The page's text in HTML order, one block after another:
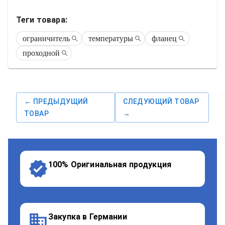
Теги товара:
ограничитель температуры
фланец
проходной
← ПРЕДЫДУЩИЙ
ТОВАР
СЛЕДУЮЩИЙ ТОВАР
→
100% Оригинальная продукция
Закупка в Германии